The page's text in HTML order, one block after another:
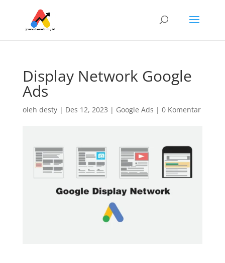
Display Network Google
Ads
oleh desty| Des 12, 2023 | Google Ads | 0 Komentar